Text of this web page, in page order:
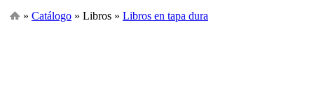
» Catálogo » Libros » Libros en tapa dura